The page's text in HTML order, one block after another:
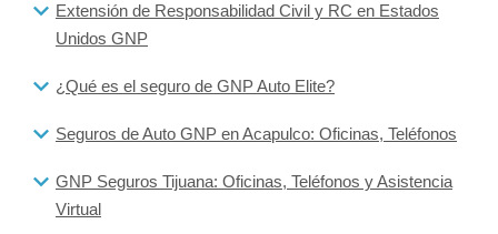
Extensión de Responsabilidad Civil y RC en Estados
Unidos GNP
¿Qué es el seguro de GNP Auto Elite?
Seguros de Auto GNP en Acapulco: Oficinas, Teléfonos
GNP Seguros Tijuana: Oficinas, Teléfonos y Asistencia
Virtual